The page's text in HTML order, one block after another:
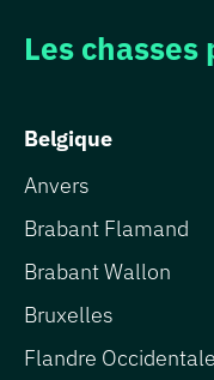
Les chasses
Belgique
Anvers
Brabant Flamand
Brabant Wallon
Bruxelles
Flandre Occidentale